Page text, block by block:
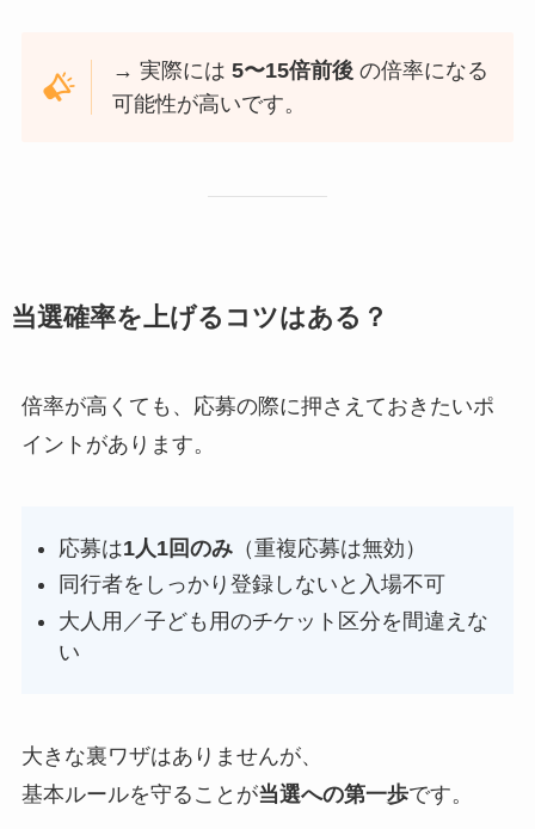
→ 実際には5〜15倍前後 の倍率になる
可能性が高いです。
当選確率を上げるコツはある？
倍率が高くても、応募の際に押さえておきたいポ
イントがあります。
応募は1人1回のみ （重複応募は無効）
同行者をしっかり登録しないと入場不可
大人用／子ども用のチケット区分を間違えな
い
大きな裏ワザはありませんが、
基本ルールを守ることが当選への第一歩です。